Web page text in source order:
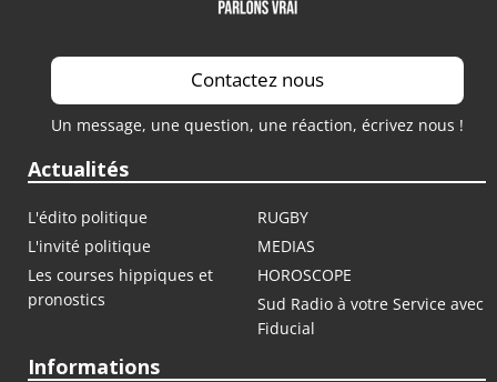
Contactez nous
Un message, une question, une réaction, écrivez nous !
Actualités
L'édito politique
RUGBY
L'invité politique
MEDIAS
Les courses hippiques et
pronostics
HOROSCOPE
Sud Radio à votre Service avec
Fiducial
Informations